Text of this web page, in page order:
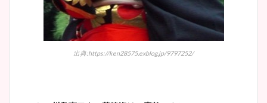
出典:https://ken28575.exblog.jp/9797252/